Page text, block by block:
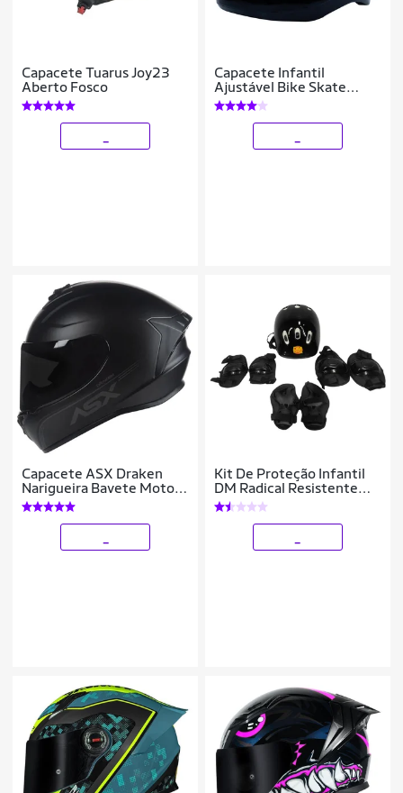
Capacete Tuarus Joy23
Aberto Fosco
Capacete Infantil
Ajustável Bike Skate
Patins Oex Cp20 Preto
Capacete ASX Draken
Narigueira Bavete Moto
Esportivo Fechado
Kit De Proteção Infantil
DM Radical Resistente
Para Esportes Patins Bike
Skate Patinete Com
Capacete